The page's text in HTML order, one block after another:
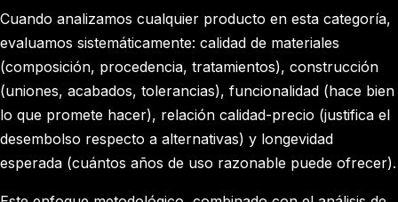
Cuando analizamos cualquier producto en esta categoría,
evaluamos sistemáticamente: calidad de materiales
(composición, procedencia, tratamientos), construcción
(uniones, acabados, tolerancias), funcionalidad (hace bien
lo que promete hacer), relación calidad-precio (justifica el
desembolso respecto a alternativas) y longevidad
esperada (cuántos años de uso razonable puede ofrecer).